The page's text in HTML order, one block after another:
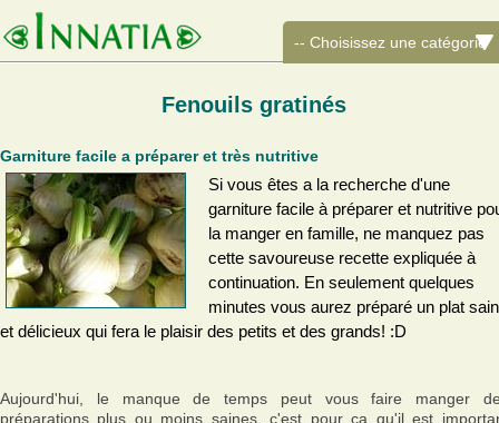
Fenouils gratinés
Garniture facile a préparer et très nutritive
Si vous êtes a la recherche d'une
garniture facile à préparer et nutritive
la manger en famille, ne manquez pas
cette savoureuse recette expliquée à
continuation. En seulement quelques
minutes vous aurez préparé un plat sain
et délicieux qui fera le plaisir des petits et des grands! :D
Aujourd'hui, le manque de temps peut vous faire manger
préparations plus ou moins saines, c'est pour ça qu'il est